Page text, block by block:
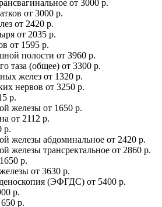
от 3000 р.
от 3000 р.
от 2420 р.
от 2035 р.
от 1595 р.
полости от 3960 р.
таза (общее) от 3300 р.
желез от 1320 р.
нервов от 3250 р.
р.
железы от 1650 р.
от 2112 р.
р.
железы абдоминальное от 2420 р.
железы трансректальное от 2860 р.
1650 р.
от 3630 р.
(ЭФГДС) от 5400 р.
р.
650 р.